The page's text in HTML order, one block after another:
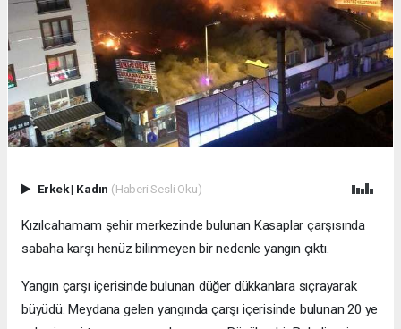
Erkek| Kadın (Haberi Sesli Oku)
Kızılcahamam şehir merkezinde bulunan Kasaplar çarşısında
sabaha karşı henüz bilinmeyen bir nedenle yangın çıktı.
Yangın çarşı içerisinde bulunan düğer dükkanlara sıçrayarak
büyüdü. Meydana gelen yangında çarşı içerisinde bulunan 20 ye